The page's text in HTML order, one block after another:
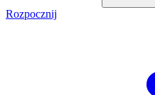
Rozpocznij